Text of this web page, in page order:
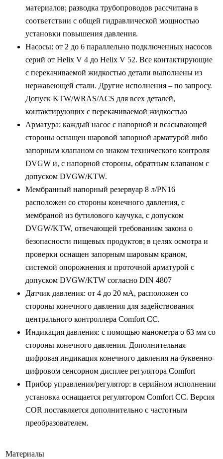
материалов; разводка трубопроводов рассчитана в
соответствии с общей гидравлической мощностью
установки повышения давления.
Насосы: от 2 до 6 параллельно подключенных насосов
серий от Helix V 4 до Helix V 52. Все контактирующие
с перекачиваемой жидкостью детали выполнены из
нержавеющей стали. Другие исполнения – по запросу.
Допуск KTW/WRAS/ACS для всех деталей,
контактирующих с перекачиваемой жидкостью
Арматура: каждый насос с напорной и всасывающей
стороны оснащен шаровой запорной арматурой либо
запорным клапаном со знаком технического контроля
DVGW и, с напорной стороны, обратным клапаном с
допуском DVGW/KTW.
Мембранный напорный резервуар 8 л/PN16
расположен со стороны конечного давления, с
мембраной из бутилового каучука, с допуском
DVGW/KTW, отвечающей требованиям закона о
безопасности пищевых продуктов; в целях осмотра и
проверки оснащен запорным шаровым краном,
системой опорожнения и проточной арматурой с
допуском DVGW/KTW согласно DIN 4807
Датчик давления: от 4 до 20 мА, расположен со
стороны конечного давления для задействования
центрального контроллера Comfort CC.
Индикация давления: с помощью манометра o 63 мм со
стороны конечного давления. Дополнительная
цифровая индикация конечного давления на буквенно-
цифровом сенсорном дисплее регулятора Comfort
Прибор управления/регулятор: в серийном исполнении
установка оснащается регулятором Comfort CC. Версия
COR поставляется дополнительно с частотным
преобразователем.
Материалы